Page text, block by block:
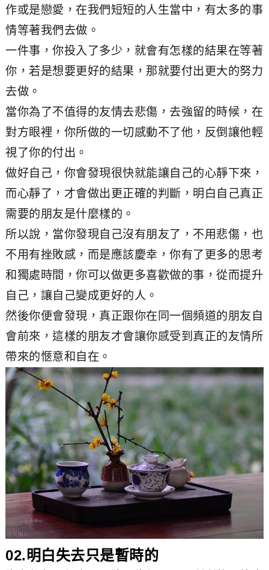
作或是戀愛，在我們短短的人生當中，有太多的事
情等著我們去做。
一件事，你投入了多少，就會有怎樣的結果在等著
你，若是想要更好的結果，那就要付出更大的努力
去做。
當你為了不值得的友情去悲傷，去強留的時候，在
對方眼裡，你所做的一切感動不了他，反倒讓他輕
視了你的付出。
做好自己，你會發現很快就能讓自己的心靜下來，
而心靜了，才會做出更正確的判斷，明白自己真正
需要的朋友是什麼樣的。
所以說，當你發現自己沒有朋友了，不用悲傷，也
不用有挫敗感，而是應該慶幸，你有了更多的思考
和獨處時間，你可以做更多喜歡做的事，從而提升
自己，讓自己變成更好的人。
然後你便會發現，真正跟你在同一個頻道的朋友自
會前來，這樣的朋友才會讓你感受到真正的友情所
帶來的愜意和自在。
02.明白失去只是暫時的